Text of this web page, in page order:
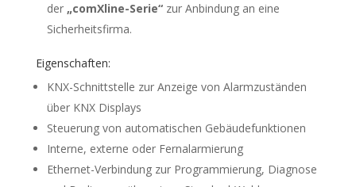
der „comXline-Serie“zur Anbindung an eine
Sicherheitsfirma.
Eigenschaften:
KNX-Schnittstelle zur Anzeige von Alarmzuständen
über KNX Displays
Steuerung von automatischen Gebäudefunktionen
Interne, externe oder Fernalarmierung
Ethernet-Verbindung zur Programmierung, Diagnose